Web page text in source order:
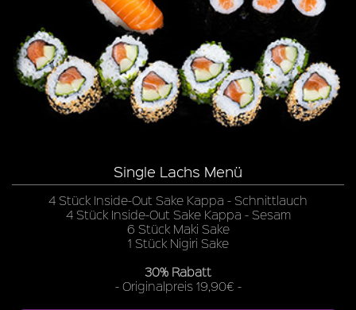
Single Lachs Menü
4 Stück Inside-Out Sake Kappa - Schnittlauch
4 Stück Inside-Out Sake Kappa - Sesam
6 Stück Maki Sake
1 Stück Nigiri Sake
30% Rabatt
- Originalpreis 19,90€ -